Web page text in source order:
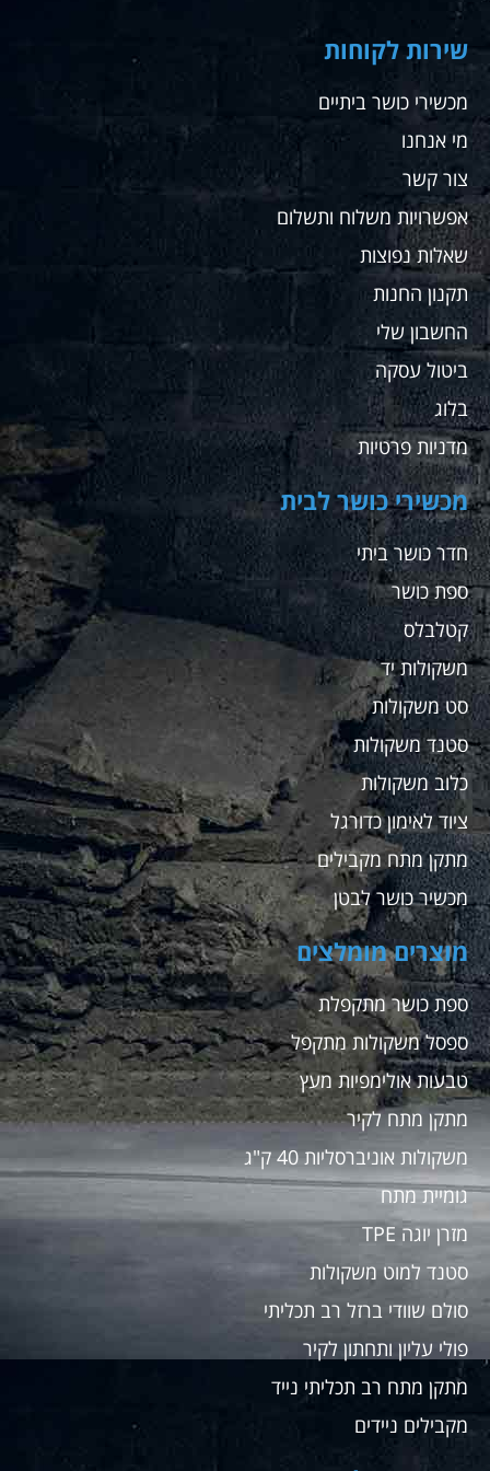
שירות לקוחות
מכשירי כושר ביתיים
מי אנחנו
צור קשר
אפשרויות משלוח ותשלום
שאלות נפוצות
תקנון החנות
החשבון שלי
ביטול עסקה
בלוג
מדניות פרטיות
מכשירי כושר לבית
חדר כושר ביתי
ספת כושר
קטלבלס
משקולות יד
סט משקולות
סטנד משקולות
כלוב משקולות
ציוד לאימון כדורגל
מתקן מתח מקבילים
מכשיר כושר לבטן
מוצרים מומלצים
ספת כושר מתקפלת
ספסל משקולות מתקפל
טבעות אולימפיות מעץ
מתקן מתח לקיר
משקולות אוניברסליות 40 ק"ג
גומיית מתח
מזרן יוגה TPE
סטנד למוט משקולות
סולם שוודי ברזל רב תכליתי
פולי עליון ותחתון לקיר
מתקן מתח רב תכליתי נייד
מקבילים ניידים